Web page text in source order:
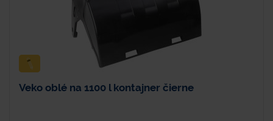
Veko oblé na 1100 l kontajner čierne